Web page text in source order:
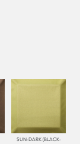
SUN-DARK (BLACK-